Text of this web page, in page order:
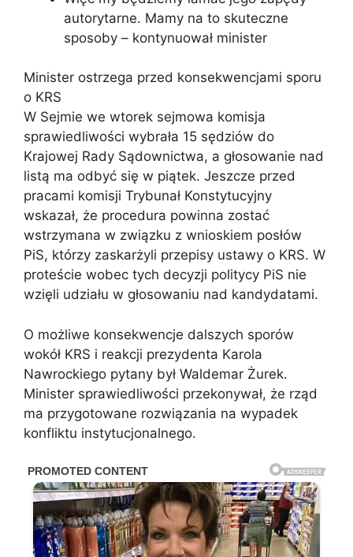
autorytarne. Mamy na to skuteczne
sposoby – kontynuował minister
Minister ostrzega przed konsekwencjami sporu
o KRS
W Sejmie we wtorek sejmowa komisja
sprawiedliwości wybrała 15 sędziów do
Krajowej Rady Sądownictwa, a głosowanie nad
listą ma odbyć się w piątek. Jeszcze przed
pracami komisji Trybunał Konstytucyjny
wskazał, że procedura powinna zostać
wstrzymana w związku z wnioskiem posłów
PiS, którzy zaskarżyli przepisy ustawy o KRS. W
proteście wobec tych decyzji politycy PiS nie
wzięli udziału w głosowaniu nad kandydatami.
O możliwe konsekwencje dalszych sporów
wokół KRS i reakcji prezydenta Karola
Nawrockiego pytany był Waldemar Żurek.
Minister sprawiedliwości przekonywał, że rząd
ma przygotowane rozwiązania na wypadek
konfliktu instytucjonalnego.